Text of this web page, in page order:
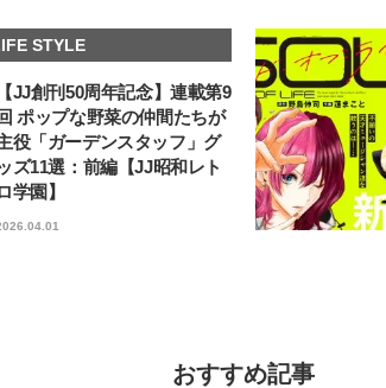
STYLE
【JJ創刊50周年記念】連載第9
回 ポップな野菜の仲間たちが
役「ガーデンスタッフ」グ
ズ11選：前編【JJ昭和レト
学園】
おすすめ記事